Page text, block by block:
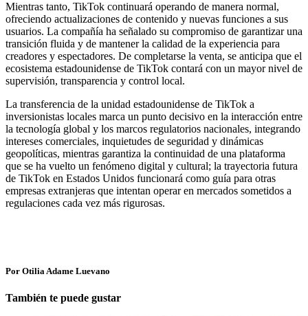
Mientras tanto, TikTok continuará operando de manera normal,
ofreciendo actualizaciones de contenido y nuevas funciones a sus
usuarios. La compañía ha señalado su compromiso de garantizar una
transición fluida y de mantener la calidad de la experiencia para
creadores y espectadores. De completarse la venta, se anticipa que el
ecosistema estadounidense de TikTok contará con un mayor nivel de
supervisión, transparencia y control local.
La transferencia de la unidad estadounidense de TikTok a
inversionistas locales marca un punto decisivo en la interacción entre
la tecnología global y los marcos regulatorios nacionales, integrando
intereses comerciales, inquietudes de seguridad y dinámicas
geopolíticas, mientras garantiza la continuidad de una plataforma
que se ha vuelto un fenómeno digital y cultural; la trayectoria futura
de TikTok en Estados Unidos funcionará como guía para otras
empresas extranjeras que intentan operar en mercados sometidos a
regulaciones cada vez más rigurosas.
Por Otilia Adame Luevano
También te puede gustar